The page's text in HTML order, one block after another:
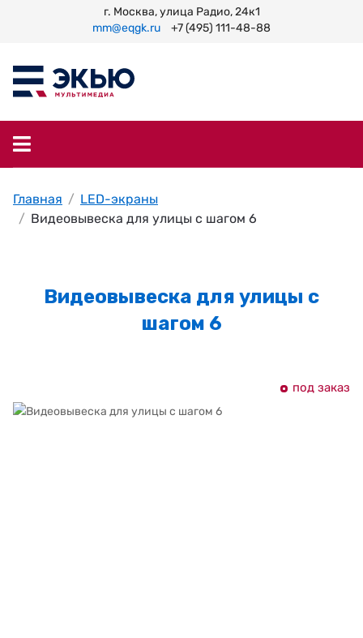
г. Москва, улица Радио, 24к1
mm@eqgk.ru
+7 (495) 111-48-88
Главная
LED-экраны
Видеовывеска для улицы с шагом 6
Видеовывеска для улицы с
шагом 6
под заказ